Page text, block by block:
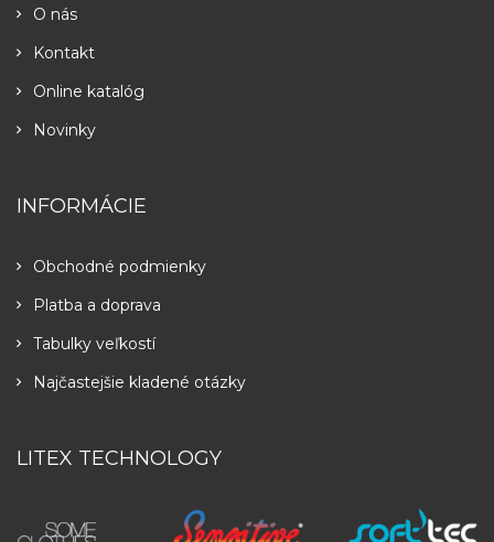
O nás
Kontakt
Online katalóg
Novinky
INFORMÁCIE
Obchodné podmienky
Platba a doprava
Tabulky veľkostí
Najčastejšie kladené otázky
LITEX TECHNOLOGY